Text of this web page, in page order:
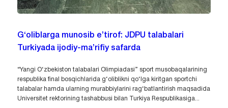
G‘oliblarga munosib e’tirof: JDPU talabalari
Turkiyada ijodiy-ma’rifiy safarda
“Yangi O‘zbekiston talabalari Olimpiadasi” sport musobaqalarining
respublika final bosqichlarida g‘oliblikni qo‘lga kiritgan sportchi
talabalar hamda ularning murabbiylarini rag‘batlantirish maqsadida
Universitet rektorining tashabbusi bilan Turkiya Respublikasiga...